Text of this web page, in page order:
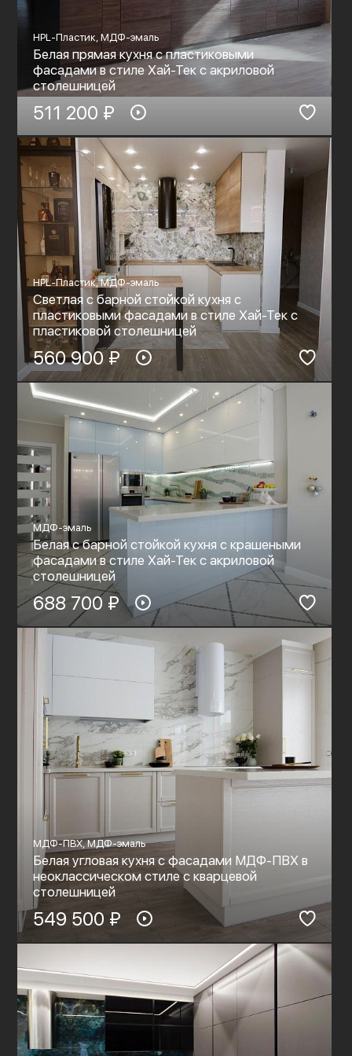
HPL-Пластик, МДФ-эмаль
Белая прямая кухня с пластиковыми
фасадами в стиле Хай-Тек c акриловой
столешницей
511 200 ₽
HPL-Пластик, МДФ-эмаль
Светлая с барной стойкой кухня с
пластиковыми фасадами в стиле Хай-Тек с
пластиковой столешницей
560 900 ₽
МДФ-эмаль
Белая с барной стойкой кухня с крашеными
фасадами в стиле Хай-Тек c акриловой
столешницей
688 700 ₽
МДФ-ПВХ, МДФ-эмаль
Белая угловая кухня с фасадами МДФ-ПВХ в
неоклассическом стиле с кварцевой
столешницей
549 500 ₽